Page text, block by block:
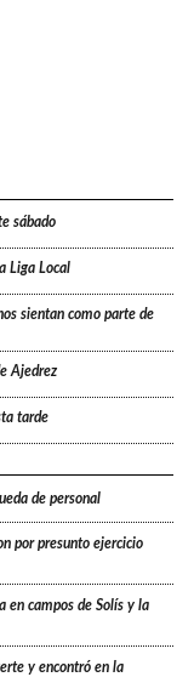
sábado
Liga Local
sientan como parte de
Ajedrez
tarde
de personal
por presunto ejercicio
en campos de Solís y la
y encontró en la